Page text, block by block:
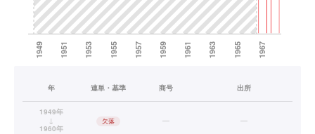
年 連単・基準 商号 出所
1949年
↓
1960年
欠落 — —